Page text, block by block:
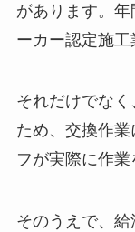
があります。
ーカー認定施工
それだけでな
ため、交換作
フが実際に作業
そのうえで、